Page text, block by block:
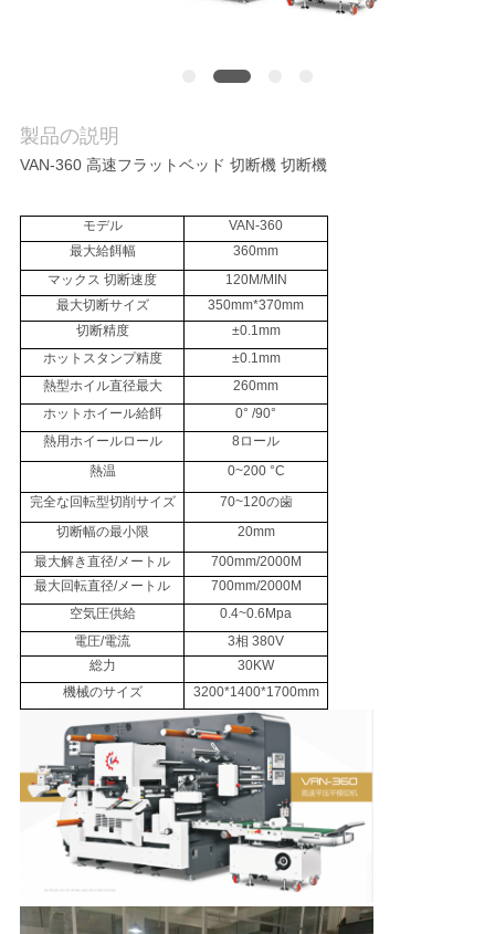
い
工
場
ツ
ア
ー
品
質
理
絡
さ
製品の説明
VAN-360 高速フラットベッド 切断機 切断機
モデル
VAN-360
最大給餌幅
360mm
マックス 切断速度
120M/MIN
最大切断サイズ
350mm*370mm
切断精度
±0.1mm
ホットスタンプ精度
±0.1mm
熱型ホイル直径最大
260mm
ホットホイール給餌
0° /90°
熱用ホイールロール
8ロール
熱温
0~200 °C
完全な回転型切削サイズ
70~120の歯
切断幅の最小限
20mm
最大解き直径/メートル
700mm/2000M
最大回転直径/メートル
700mm/2000M
空気圧供給
0.4~0.6Mpa
電圧/電流
3相 380V
総力
30KW
機械のサイズ
3200*1400*1700mm